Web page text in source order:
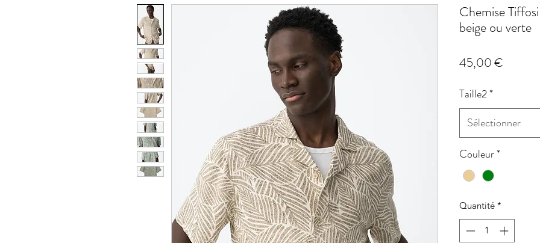
Chemise
beige ou verte
45,00 €
Taille2*
Sélectionner
Couleur*
Quantité *